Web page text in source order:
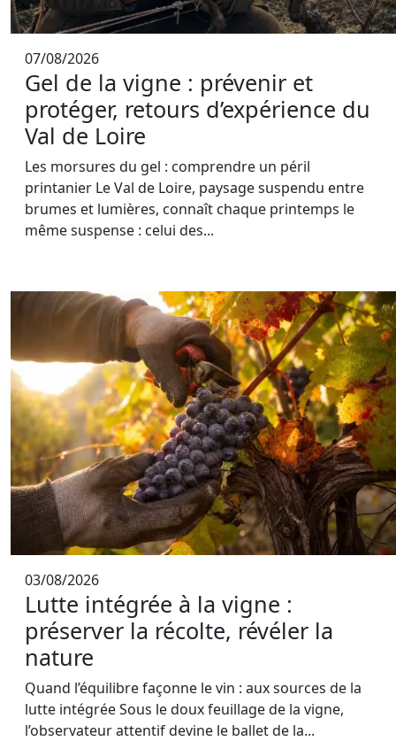
07/08/2026
Gel de la vigne : prévenir et
protéger, retours d’expérience du
Val de Loire
Les morsures du gel : comprendre un péril
printanier Le Val de Loire, paysage suspendu entre
brumes et lumières, connaît chaque printemps le
même suspense : celui des...
03/08/2026
Lutte intégrée à la vigne :
préserver la récolte, révéler la
nature
Quand l’équilibre façonne le vin : aux sources de la
lutte intégrée Sous le doux feuillage de la vigne,
l’observateur attentif devine le ballet de la...